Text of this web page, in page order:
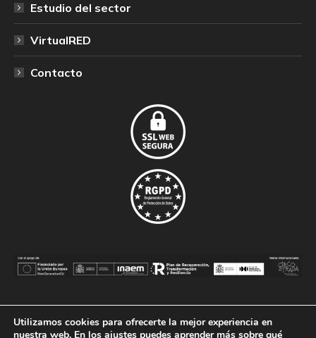
new
window
new
window
new
window
Estudio del sector
VirtualRED
Contacto
© CircoRED - Federación de Asociaciones Profesionales de
Utilizamos cookies para ofrecerte la mejor experiencia en
nuestra web. En los ajustes puedes aprender más sobre qué